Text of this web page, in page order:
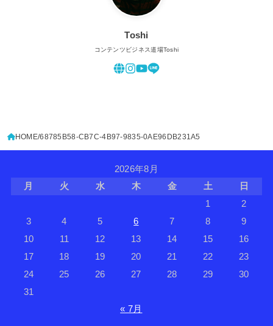
Toshi
コンテンツビジネス道場Toshi
HOME 68785B58-CB7C-4B97-9835-0AE96DB231A5
2026年8月
月
火 水 木 金 土
日
1
2
3
4 5 6 7 8
9
10
11 12 13 14 15
16
17
18 19 20 21 22
23
24
25 26 27 28 29
30
31
« 7月